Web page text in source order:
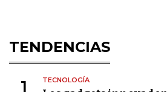
TENDENCIAS
1 TECNOLOGÍA